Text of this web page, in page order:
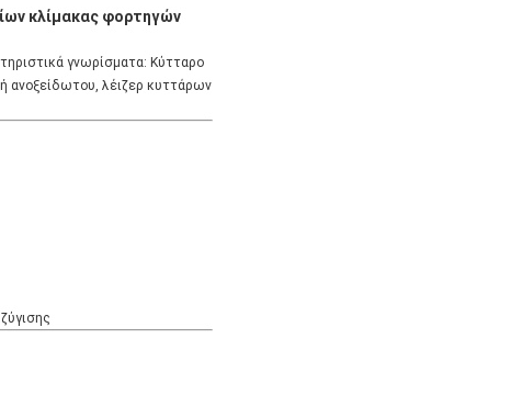
κλίμακας φορτηγών
γνωρίσματα: Κύτταρο
ανοξείδωτου, λέιζερ κυττάρων